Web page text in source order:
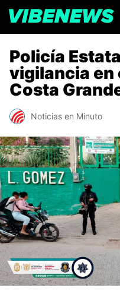
Policía
vigilancia en
Costa
Noticias en Minuto